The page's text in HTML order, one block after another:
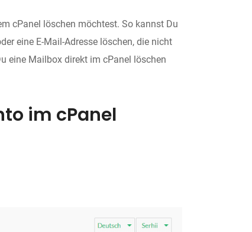
cPanel löschen möchtest. So kannst Du
eine E-Mail-Adresse löschen, die nicht
eine Mailbox direkt im cPanel löschen
im cPanel